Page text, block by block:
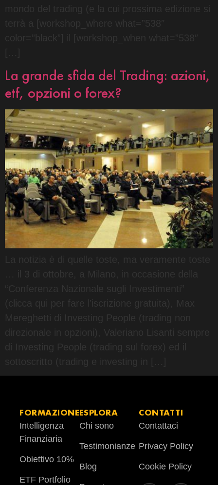
mondo del trading (e la cui prossima edizione si
terrà a [workshop_where what=”538″
color=”black”] il [workshop_when what=”538″
La grande sfida del Trading: azioni,
etf, opzioni o forex?
La notizia è di quelle toste, ma veramente toste
… il 3 di ottobre, a Milano, in occasione della
“Conferenza Nazionale sugli Investimenti”
(clicca qui per fare l’iscrizione gratuita), Max
Mereghetti di Investing People (trading non
direzionale in opzioni), Valeriano Lisanti sempre
di Investing People (trading sul forex) ed il
sottoscritto (trading e investing in […]
FORMAZIONE
Intelligenza
Finanziaria
Obiettivo 10%
ETF Portfolio
ESPLORA
Chi sono
Testimonianze
Blog
CONTATTI
Contattaci
Privacy Policy
Cookie Policy